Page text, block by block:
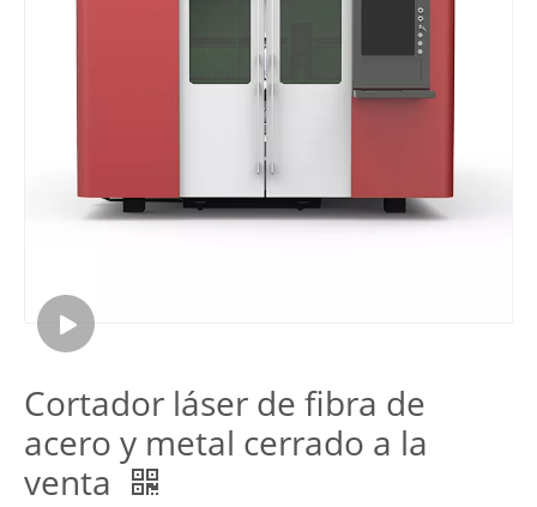
Cortador láser de fibra de
acero y metal cerrado a la
venta